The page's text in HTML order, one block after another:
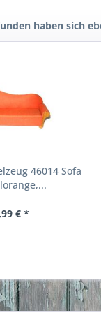
haben sich
46014 Sofa
€ *